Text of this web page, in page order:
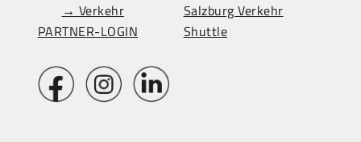
→ Verkehr
PARTNER-LOGIN
Salzburg Verkehr
Shuttle